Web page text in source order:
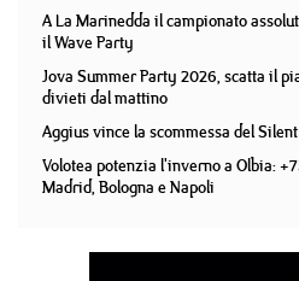
A La Marinedda il campionato
il Wave Party
Jova Summer Party 2026, scatta il
divieti dal mattino
Aggius vince la scommessa del
Volotea potenzia l'inverno a Olbia:
Madrid, Bologna e Napoli